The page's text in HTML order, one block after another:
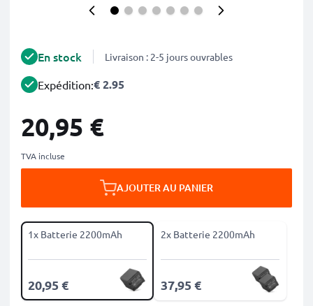
En stock Livraison : 2-5 jours ouvrables
Expédition:€ 2.95
20,95 €
TVA incluse
AJOUTER AU PANIER
1x Batterie 2200mAh
20,95 €
2x Batterie 2200mAh
37,95 €